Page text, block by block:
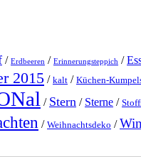
/ Erdbeeren / Erinnerungsteppich /
2015 / kalt / Küchen-
/ Stern / Sterne /
/ Weihnachtsdeko /